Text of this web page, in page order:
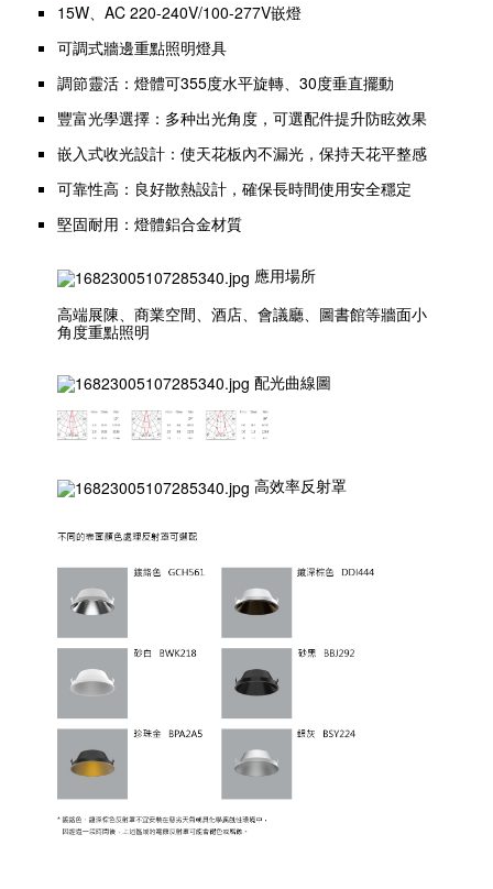
15W、AC 220-240V/100-277V嵌燈
可調式牆邊重點照明燈具
調節靈活：燈體可355度水平旋轉、30度垂直擺動
豐富光學選擇：多种出光角度，可選配件提升防眩效果
嵌入式收光設計：使天花板內不漏光，保持天花平整感
可靠性高：良好散熱設計，確保長時間使用安全穩定
堅固耐用：燈體鋁合金材質
應用場所
高端展陳、商業空間、酒店、會議廳、圖書館等牆面小
角度重點照明
配光曲線圖
高效率反射罩